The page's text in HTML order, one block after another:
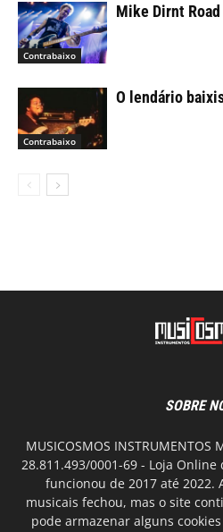
Contrabaixo
Mike Dirnt
Contrabaixo
O lendário
SOBRE
MUSICOSMOS INSTRUMENTOS
28.811.493/0001-69 - Loja
funcionou de 2017 até 2022.
musicais fechou, mas o site
pode armazenar alguns